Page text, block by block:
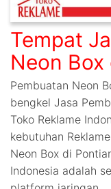
Tempat
Neon
Pembuatan Neon
bengkel Jasa
Toko Reklame
kebutuhan
Neon Box di
Indonesia adalah